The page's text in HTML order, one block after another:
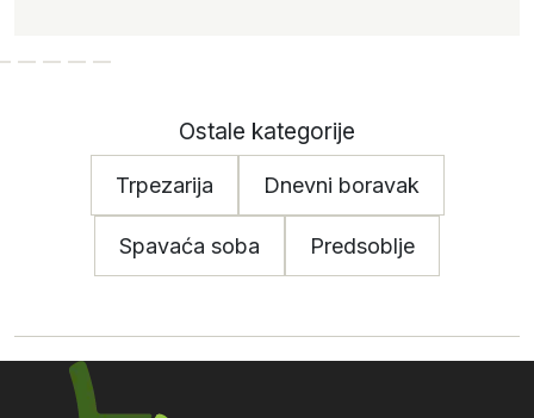
Ostale kategorije
Trpezarija Dnevni boravak
Spavaća soba Predsoblje